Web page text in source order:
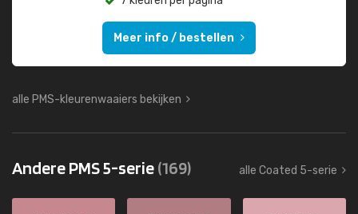
Meer info / bestellen
alle PMS-kleurenwaaiers bekijken
Andere PMS 5-serie(169) alle Coated 5-serie